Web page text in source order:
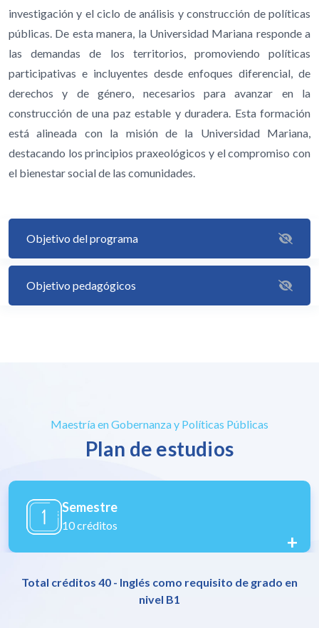
investigación y el ciclo de análisis y construcción de políticas
públicas. De esta manera, la Universidad Mariana responde a
las demandas de los territorios, promoviendo políticas
participativas e incluyentes desde enfoques diferencial, de
derechos y de género, necesarios para avanzar en la
construcción de una paz estable y duradera. Esta formación
está alineada con la misión de la Universidad Mariana,
destacando los principios praxeológicos y el compromiso con
el bienestar social de las comunidades.
Objetivo del programa
Objetivo pedagógicos
Maestría en Gobernanza y Políticas Públicas
Plan de estudios
Semestre
10 créditos
+
Total créditos 40 - Inglés como requisito de grado en
nivel B1